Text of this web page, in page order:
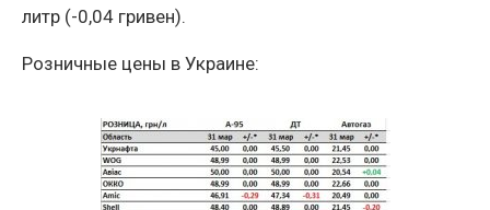
литр (-0,04 гривен).
Розничные цены в Украине: